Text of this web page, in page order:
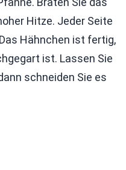
Hitze. Jeder Seite
Hähnchen ist fertig,
ist. Lassen Sie
schneiden Sie es